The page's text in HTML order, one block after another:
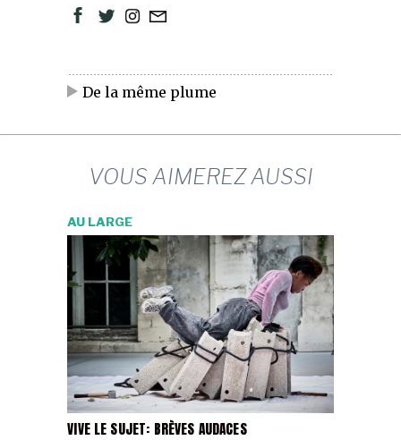
De la même plume
VOUS AIMEREZ AUSSI
VIVE LE SUJET: BRÈVES AUDACES
AU LARGE